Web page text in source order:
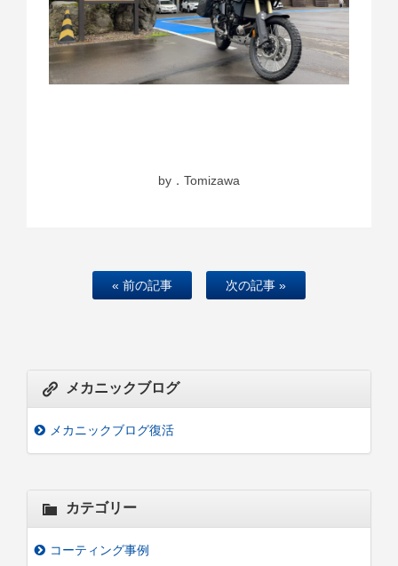
by．Tomizawa
« 前の記事 次の記事 »
メカニックブログ
メカニックブログ復活
カテゴリー
コーティング事例